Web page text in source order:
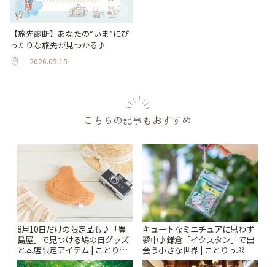
【旅先診断】あなたの“いま”にぴ
ったりな旅先が見つかる♪
2026.05.15
こちらの記事もおすすめ
8月10日だけの限定品も♪「豊
島屋」で見つける鳩の日グッズ
と本店限定アイテム | ことりっ
ぷ
キュートなミニチュアに思わず
夢中♪鎌倉「イクスタン」で出
会う小さな世界 | ことりっぷ